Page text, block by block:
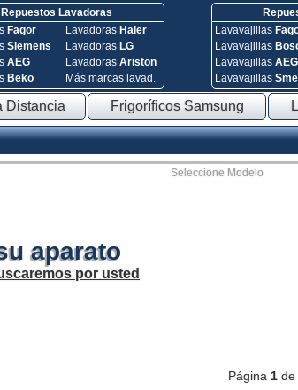
Repuestos Lavadoras
Fagor
Siemens
AEG
Beko
Lavadoras Haier
Lavadoras LG
Lavadoras Ariston
Más marcas lavad.
Lavavajillas
Lavavajillas
Lavavajillas AEG
Lavavajillas
Distancia Frigoríficos Samsung
Seleccione Modelo
aparato
por usted
Página 1 de